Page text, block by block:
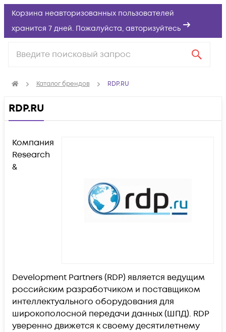
Корзина неавторизованных пользователей
хранится 7 дней. Пожалуйста, авторизуйтесь
Каталог брендов RDP.RU
RDP.RU
Компания
Research
&
Development Partners (RDP) является ведущим
российским разработчиком и поставщиком
интеллектуального оборудования для
широкополосной передачи данных (ШПД). RDP
уверенно движется к своему десятилетнему